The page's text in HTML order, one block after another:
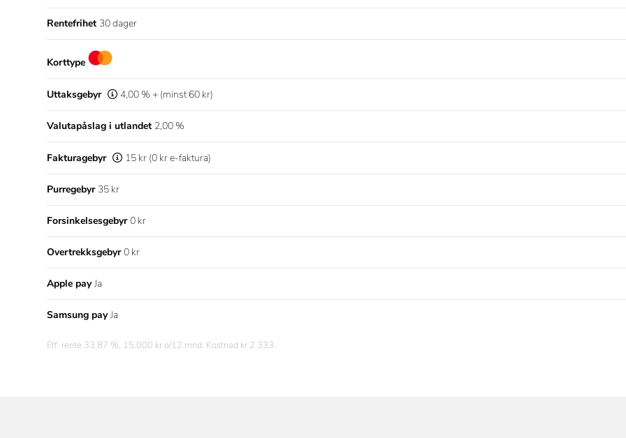
Rentefrihet 30 dager
Korttype
Uttaksgebyr 4,00 % + (minst 60 kr)
Valutapåslag i utlandet 2,00 %
Fakturagebyr 15 kr (0 kr e-faktura)
Purregebyr 35 kr
Forsinkelsesgebyr0 kr
Overtrekksgebyr0 kr
Apple payJa
Samsung payJa
Eff. rente 33,87 %, 15.000 kr o/12 mnd. Kostnad kr 2 333.